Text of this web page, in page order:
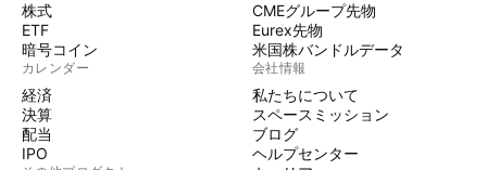
株式
ETF
暗号コイン
カレンダー
経済
決算
配当
IPO
CMEグループ先物
Eurex先物
米国株バンドルデータ
会社情報
私たちについて
スペースミッション
ブログ
ヘルプセンター